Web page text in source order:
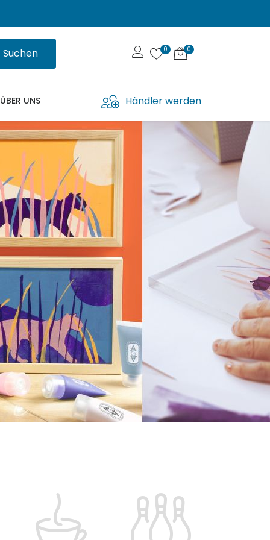
Suchen
ÜBER UNS Händler werden